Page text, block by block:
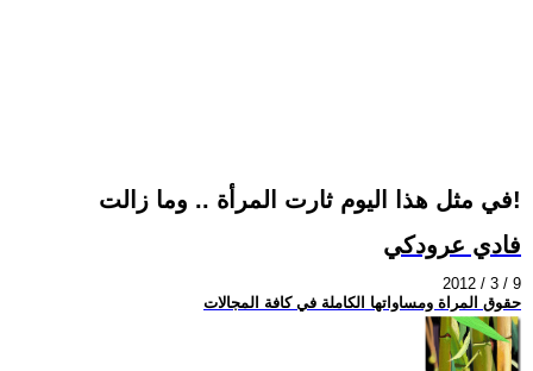
في مثل هذا اليوم ثارت المرأة .. وما زالت!
فادي عرودكي
2012 / 3 / 9
حقوق المراة ومساواتها الكاملة في كافة المجالات